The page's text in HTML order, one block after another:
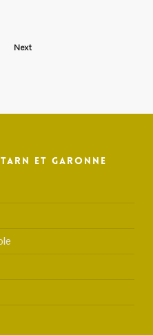
Next
Tarn et Garonne